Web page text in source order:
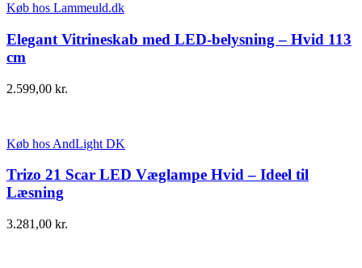
Køb hos Lammeuld.dk
Elegant Vitrineskab med LED-belysning – Hvid 113
cm
2.599,00 kr.
Køb hos AndLight DK
Trizo 21 Scar LED Væglampe Hvid – Ideel til
Læsning
3.281,00 kr.